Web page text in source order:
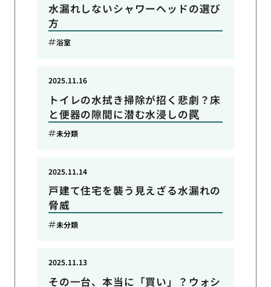
水漏れしないシャワーヘッドの選び
方
浴室
トイレの水拭き掃除が招く悲劇？床
と便器の隙間に潜む水浸しの罠
2025.11.16
未分類
戸建て住宅を襲う見えざる水漏れの
脅威
2025.11.14
未分類
その一台、本当に「買い」？ウォシ
2025.11.13